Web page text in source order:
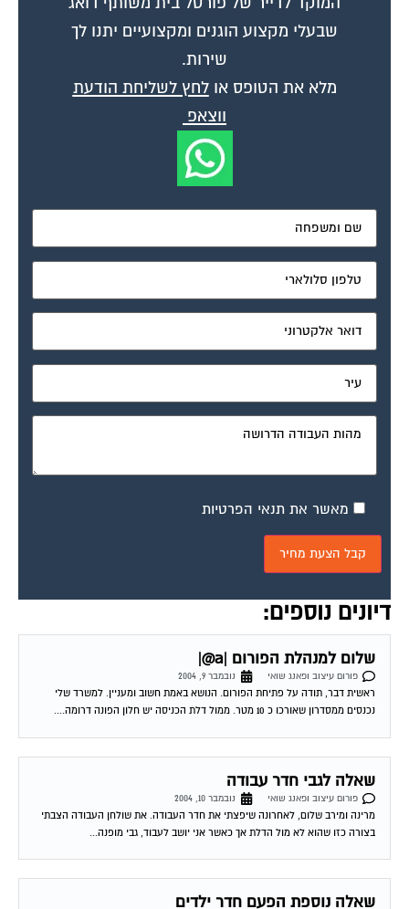
שבעלי מקצוע הוגנים ומקצועיים יתנו לך
שירות.
מלא את הטופס אולחץ לשליחת הודעת
ווצאפ
דיונים נוספים:
שלום למנהלת הפורום |a@|
פורום עיצוב ופאנג שואי
נובמבר 9, 2004
ראשית דבר, תודה על פתיחת הפורום. הנושא באמת חשוב ומעניין. למשרד שלי
נכנסים ממסדרון שאורכו כ 10 מטר. ממול דלת הכניסה יש חלון הפונה דרומה....
שאלה לגבי חדר עבודה
פורום עיצוב ופאנג שואי
נובמבר 10, 2004
מרינה ומירב שלום, לאחרונה שיפצתי את חדר העבודה. את שולחן העבודה הצבתי
בצורה כזו שהוא לא מול הדלת אך כאשר אני יושב לעבוד, גבי מופנה...
שאלה נוספת הפעם חדר ילדים
פורום עיצוב ופאנג שואי
נובמבר 10, 2004